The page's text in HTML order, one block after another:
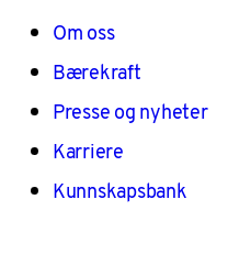
Om oss
Bærekraft
Presse og nyheter
Karriere
Kunnskapsbank